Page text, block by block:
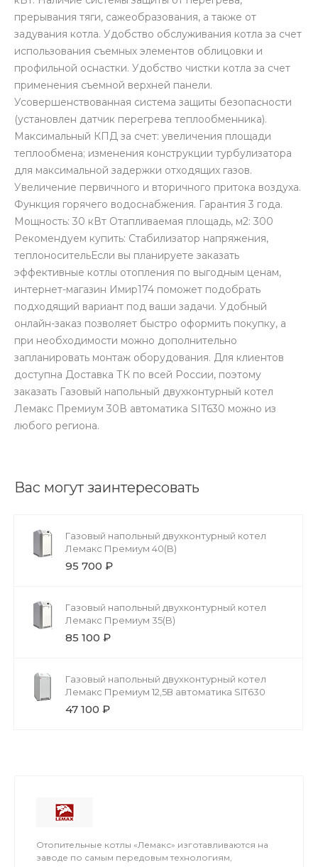
прерывания тяги, сажеобразования, а также от
задувания котла. Удобство обслуживания котла за счет
использования съемных элементов облицовки и
профильной оснастки. Удобство чистки котла за счет
применения съемной верхней панели.
Усовершенствованная система защиты безопасности
(установлен датчик перегрева теплообменника).
Максимальный КПД за счет: увеличения площади
теплообмена; изменения конструкции турбулизатора
для максимальной задержки отходящих газов.
Увеличение первичного и вторичного притока воздуха.
Функция горячего водоснабжения. Гарантия 3 года.
Мощность: 30 кВт Отапливаемая площадь, м2: 300
Рекомендуем купить: Стабилизатор напряжения,
теплоносительЕсли вы планируете заказать
эффективные котлы отопления по выгодным ценам,
интернет-магазин Имир174 поможет подобрать
подходящий вариант под ваши задачи. Удобный
онлайн-заказ позволяет быстро оформить покупку, а
при необходимости можно дополнительно
запланировать монтаж оборудования. Для клиентов
доступна Доставка ТК по всей России, поэтому
заказать Газовый напольный двухконтурный котел
Лемакс Премиум 30В автоматика SIT630 можно из
любого региона.
Вас могут заинтересовать
Газовый напольный двухконтурный котел
Лемакс Премиум 40(B)
95 700 ₽
Газовый напольный двухконтурный котел
Лемакс Премиум 35(B)
85 100 ₽
Газовый напольный двухконтурный котел
Лемакс Премиум 12,5В автоматика SIT630
47 100 ₽
Отопительные котлы «Лемакс» изготавливаются на
заводе по самым передовым технологиям,